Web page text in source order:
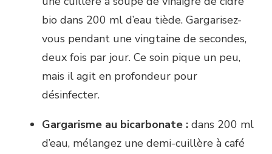
bio dans 200 ml d’eau tiède. Gargarisez-
vous pendant une vingtaine de secondes,
deux fois par jour. Ce soin pique un peu,
mais il agit en profondeur pour
désinfecter.
Gargarisme au bicarbonate : dans 200 ml
d’eau, mélangez une demi-cuillère à café